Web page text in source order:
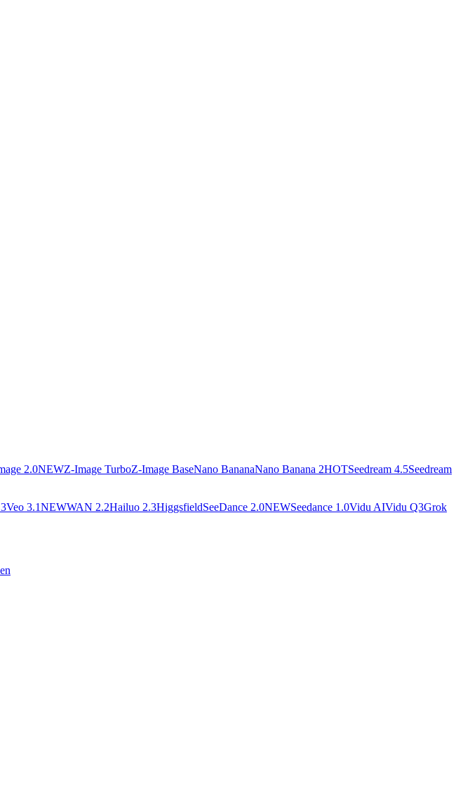
2.0NEWZ-Image TurboZ-Image BaseNano BananaNano Banana 2HOTSeedream 4.5Seedream
Veo 3.1NEWWAN 2.2Hailuo 2.3HiggsfieldSeeDance 2.0NEWSeedance 1.0Vidu AIVidu Q3Grok